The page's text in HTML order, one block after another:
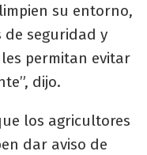
su entorno,
seguridad y
permitan evitar
dijo.
los agricultores
dar aviso de